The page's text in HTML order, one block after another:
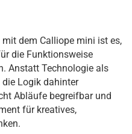
dem Calliope mini ist es,
die Funktionsweise
Anstatt Technologie als
die Logik dahinter
Abläufe begreifbar und
für kreatives,